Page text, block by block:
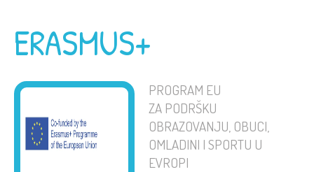
ERASMUS+
PROGRAM EU
ZA PODRŠKU
OBRAZOVANJU, OBUCI,
OMLADINI I SPORTU U
EVROPI